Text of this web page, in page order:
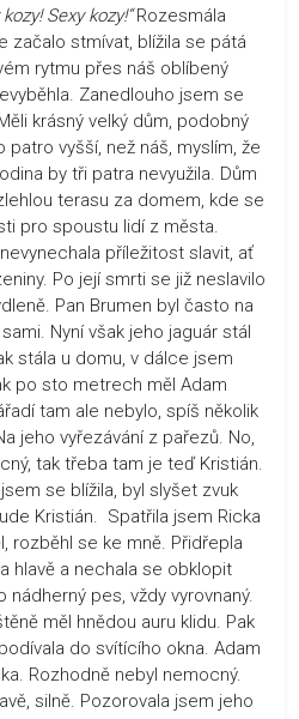
kozy! Sexy kozy!“Rozesmála
začalo stmívat, blížila se pátá
rytmu přes náš oblíbený
Zanedlouho jsem se
krásný velký dům, podobný
patro vyšší, než náš, myslím, že
by tři patra nevyužila. Dům
terasu za domem, kde se
pro spoustu lidí z města.
příležitost slavit, ať
Po její smrti se již neslavilo
Pan Brumen byl často na
Nyní však jeho jaguár stál
stála u domu, v dálce jsem
po sto metrech měl Adam
tam ale nebylo, spíš několik
jeho vyřezávání z pařezů. No,
tak třeba tam je teď Kristián.
se blížila, byl slyšet zvuk
Kristián. Spatřila jsem Ricka
rozběhl se ke mně. Přidřepla
hlavě a nechala se obklopit
nádherný pes, vždy vyrovnaný.
měl hnědou auru klidu. Pak
do svítícího okna. Adam
Rozhodně nebyl nemocný.
silně. Pozorovala jsem jeho